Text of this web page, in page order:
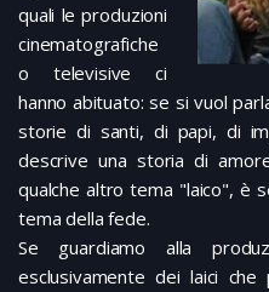
quali le produzioni
cinematografiche
o televisive ci
hanno abituato: se si vuol
storie di santi, di papi, di
descrive una storia di
qualche altro tema "laico", è
tema della fede.
Se guardiamo alla
esclusivamente dei laici